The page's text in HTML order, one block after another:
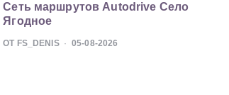
Сеть маршрутов Autodrive Село
Ягодное
ОТ FS_DENIS 05-08-2026